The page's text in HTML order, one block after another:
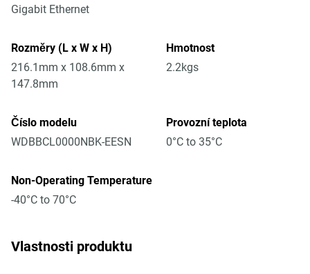
Gigabit Ethernet
Rozměry (L x W x H)
216.1mm x 108.6mm x
147.8mm
Hmotnost
2.2kgs
Číslo modelu
WDBBCL0000NBK-EESN
Provozní teplota
0°C to 35°C
Non-Operating Temperature
-40°C to 70°C
Vlastnosti produktu